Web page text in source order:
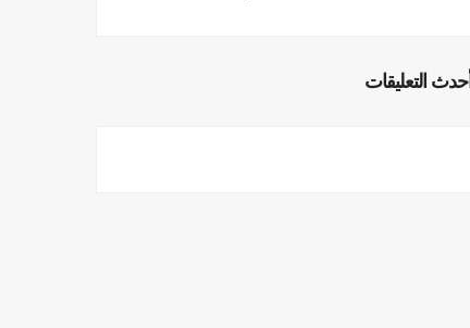
أحدث التعليقات